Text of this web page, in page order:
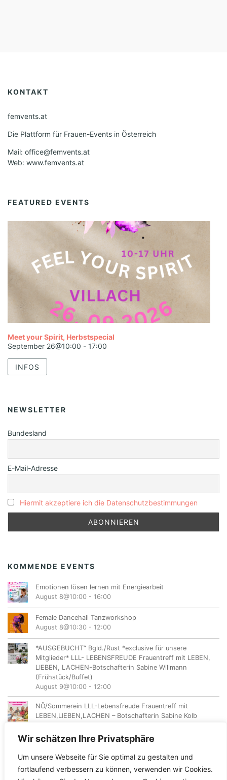
Wir schätzen Ihre Privatsphäre
Um unsere Webseite für Sie optimal zu gestalten und
fortlaufend verbessern zu können, verwenden wir Cookies.
KONTAKT
femvents.at
Die Plattform für Frauen-Events in Österreich
Mail: office@femvents.at
Web: www.femvents.at
FEATURED EVENTS
Meet your Spirit, Herbstspecial
September 26@10:00 - 17:00
INFOS
NEWSLETTER
Bundesland
E-Mail-Adresse
Hiermit akzeptiere ich die Datenschutzbestimmungen
KOMMENDE EVENTS
Emotionen lösen lernen mit Energiearbeit
August 8@10:00 - 16:00
Female Dancehall Tanzworkshop
August 8@10:30 - 12:00
*AUSGEBUCHT“ Bgld./Rust *exclusive für unsere
Mitglieder* LLL- LEBENSFREUDE Frauentreff mit LEBEN,
LIEBEN, LACHEN-Botschafterin Sabine Willmann
(Frühstück/Buffet)
August 9@10:00 - 12:00
NÖ/Sommerein LLL-Lebensfreude Frauentreff mit
LEBEN,LIEBEN,LACHEN – Botschafterin Sabine Kolb